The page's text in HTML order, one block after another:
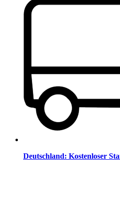
Deutschland: Kostenloser